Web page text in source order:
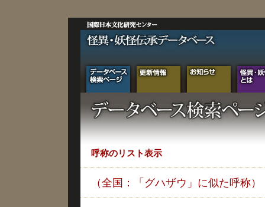
呼称のリスト表示
（全国：「グハザウ」に似た呼称）